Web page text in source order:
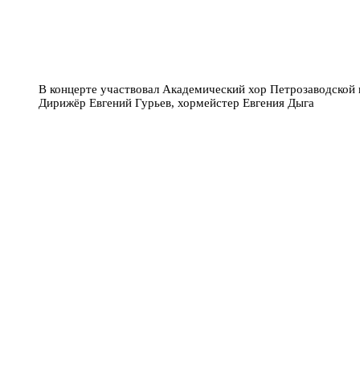
В концерте участвовал Академический хор Петрозаводской
Дирижёр Евгений Гурьев, хормейстер Евгения Дыга